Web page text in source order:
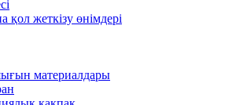
жеткізу өнімдері
материалдары